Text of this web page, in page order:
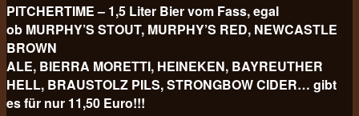
PITCHERTIME – 1,5 Liter Bier vom Fass, egal
ob MURPHY’S STOUT, MURPHY’S RED, NEWCASTLE
BROWN
ALE, BIERRA MORETTI, HEINEKEN, BAYREUTHER
HELL, BRAUSTOLZ PILS, STRONGBOW CIDER… gibt
es für nur 11,50 Euro!!!